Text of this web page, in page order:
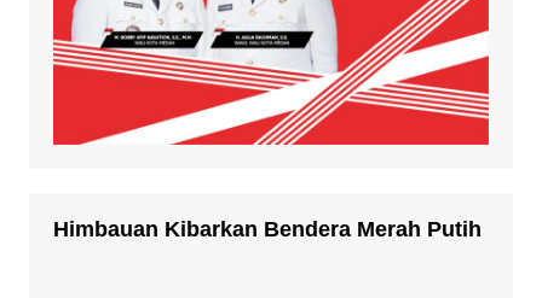
Himbauan Kibarkan Bendera Merah Putih